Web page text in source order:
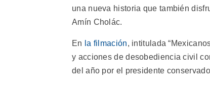
una nueva historia que también
Amín Cholác.
En la filmación, intitulada
y acciones de desobediencia civil
del año por el presidente